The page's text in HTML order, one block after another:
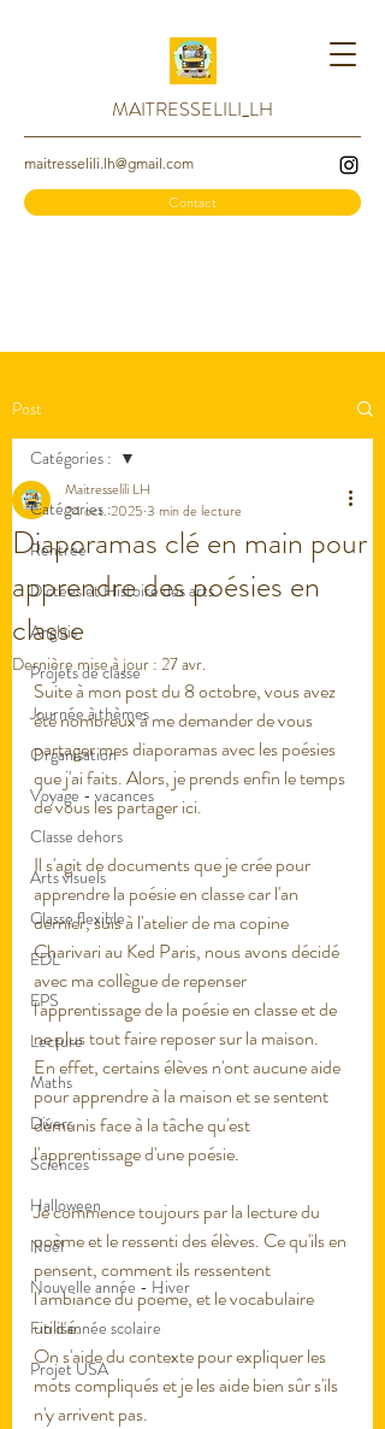
MAITRESSELILI_LH
maitresselili.lh@gmail.com
Contact
Post
Catégories :
Rentrée
Dictées et Histoire des arts
Anglais
Projets de classe
Journée à thèmes
Organisation
Voyage - vacances
Classe dehors
Arts visuels
Classe flexible
EDL
EPS
Lecture
Maths
Divers
Sciences
Halloween
Noël
Nouvelle année - Hiver
Fin d'année scolaire
Projet USA
Catégories :
Diaporamas clé en main pour
apprendre des poésies en
classe
Maitresselili LH
24 oct. 2025 3 min de lecture
Dernière mise à jour : 27 avr.
Suite à mon post du 8 octobre, vous avez
été nombreux à me demander de vous
partager mes diaporamas avec les poésies
que j'ai faits. Alors, je prends enfin le temps
de vous les partager ici.
Il s'agit de documents que je crée pour
apprendre la poésie en classe car l'an
dernier, suis à l'atelier de ma copine
Charivari au Ked Paris, nous avons décidé
avec ma collègue de repenser
l'apprentissage de la poésie en classe et de
ne plus tout faire reposer sur la maison.
En effet, certains élèves n'ont aucune aide
pour apprendre à la maison et se sentent
démunis face à la tâche qu'est
l'apprentissage d'une poésie.
Je commence toujours par la lecture du
poème et le ressenti des élèves. Ce qu'ils en
pensent, comment ils ressentent
l'ambiance du poème, et le vocabulaire
utilisé.
On s'aide du contexte pour expliquer les
mots compliqués et je les aide bien sûr s'ils
n'y arrivent pas.